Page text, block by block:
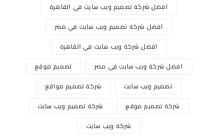
افضل شركة تصميم ويب سايت في القاهرة
افضل شركة تصميم ويب سايت في مصر
افضل شركة ويب سايت في القاهرة
افضل شركة ويب سايت في مصر
تصميم موقع
تصميم ويب سايت
شركة تصميم مواقع
شركة تصميم موقع
شركة تصميم ويب سايت
شركة ويب سايت